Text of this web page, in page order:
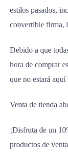
estilos pasados,
convertible firma,
Debido a que
hora de comprar
que no estará
Venta de tienda
¡Disfruta de un
productos de